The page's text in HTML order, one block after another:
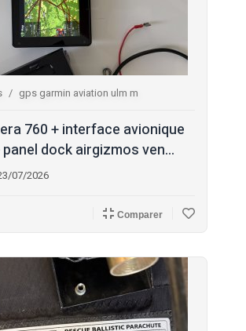
gps garmin aviation ulm m
760 + interface avionique
dock airgizmos ven...
07/2026
Comparer